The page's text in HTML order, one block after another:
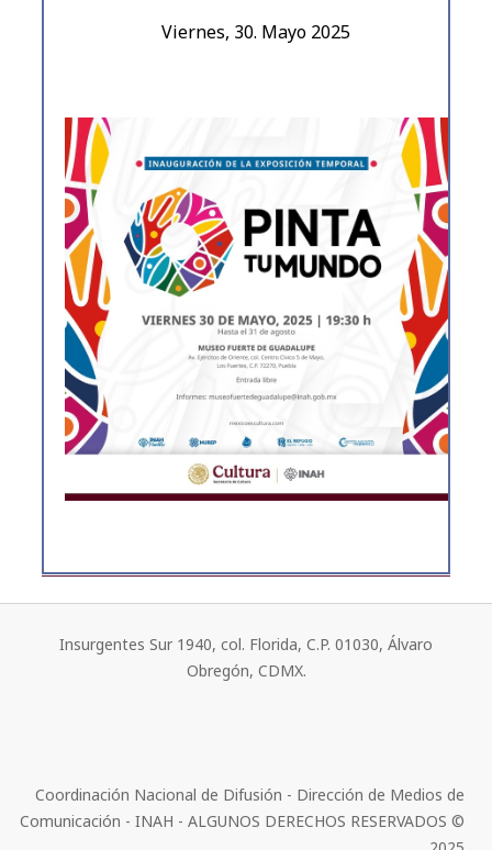
Viernes, 30. Mayo 2025
Insurgentes Sur 1940, col. Florida, C.P. 01030, Álvaro
Obregón, CDMX.
Coordinación Nacional de Difusión - Dirección de Medios de
Comunicación - INAH - ALGUNOS DERECHOS RESERVADOS ©